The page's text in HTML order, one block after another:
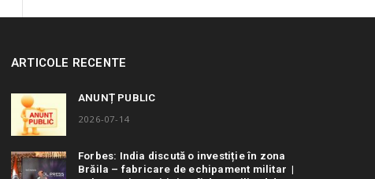
ARTICOLE RECENTE
ANUNȚ PUBLIC
2026-07-14
Forbes: India discută o investiție în zona
Brăila – fabricare de echipament militar |